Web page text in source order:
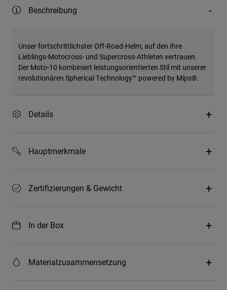
Beschreibung
Unser fortschrittlichster Off-Road-Helm, auf den Ihre
Lieblings-Motocross- und Supercross-Athleten vertrauen.
Der Moto-10 kombiniert leistungsorientierten Stil mit unserer
revolutionären Spherical Technology™ powered by Mips®.
Details
Hauptmerkmale
Zertifizierungen & Gewicht
In der Box
Materialzusammensetzung